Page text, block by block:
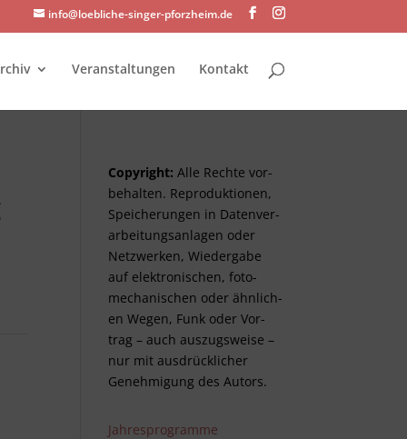
info@loebliche-singer-pforzheim.de
Veranstaltungen Kontakt
Copyright: Alle Rechte vor­
be­halt­en. Re­pro­duktionen,
Spei­cher­ungen in Daten­ver­
arbeitungs­anlag­en oder
Netz­werken, Wieder­gabe
auf elektro­nisch­en, foto­
mech­anisch­en oder ähnlich­
en Wegen, Funk oder Vor­
trag – auch aus­zugs­weise –
nur mit aus­drück­lich­er
Genehm­ig­ung des Autors.
Jahresprogramme